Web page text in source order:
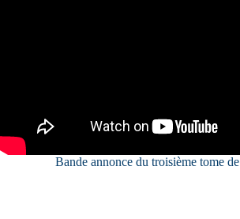
Bande annonce du troisième tome de